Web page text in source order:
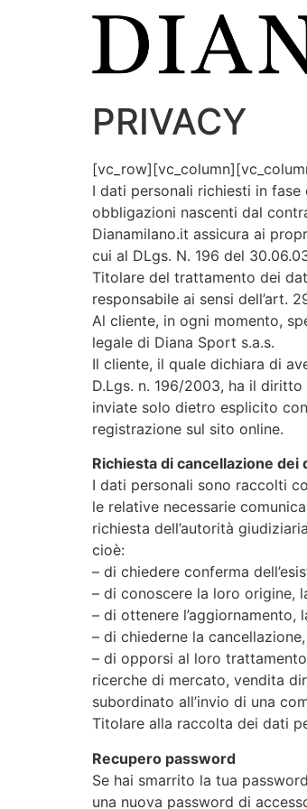
PRIVACY
I dati personali richiesti in
obbligazioni nascenti dal
Dianamilano.it assicura ai
cui al DLgs. N. 196 del
Titolare del trattamento dei
responsabile ai sensi dell’art.
Al cliente, in ogni momento,
legale di Diana Sport s.a.s.
Il cliente, il quale dichiara di
D.Lgs. n. 196/2003, ha il
inviate solo dietro esplicito
registrazione sul sito online.
Richiesta di cancellazione dei
I dati personali sono raccolti
le relative necessarie
richiesta dell’autorità
cioè:
– di chiedere conferma
– di conoscere la loro origine,
– di ottenere l’aggiornamento,
– di chiederne la
– di opporsi al loro
ricerche di mercato, vendita
subordinato all’invio di una
Titolare alla raccolta dei dati
Recupero password
Se hai smarrito la tua
una nuova password di